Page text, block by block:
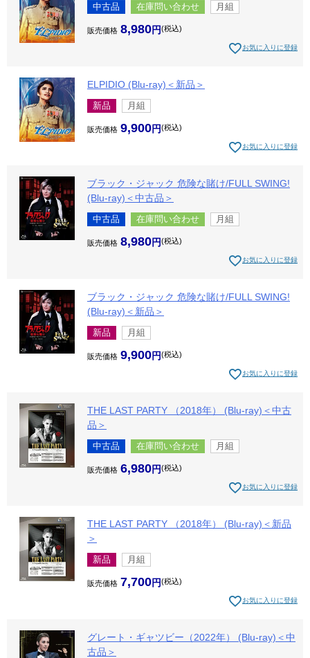
中古品 在庫問い合わせ 月組
販売価格 8,980 税込
お気に入りに登録
ELPIDIO (Blu-ray)＜新品＞
新品 月組
販売価格 9,900 税込
お気に入りに登録
ブラック・ジャック 危険な賭け/FULL SWING!
(Blu-ray)＜中古品＞
中古品 在庫問い合わせ 月組
販売価格 8,980 税込
お気に入りに登録
ブラック・ジャック 危険な賭け/FULL SWING!
(Blu-ray)＜新品＞
新品 月組
販売価格 9,900 税込
お気に入りに登録
THE LAST PARTY （2018年） (Blu-ray)＜中古
品＞
中古品 在庫問い合わせ 月組
販売価格 6,980 税込
お気に入りに登録
THE LAST PARTY （2018年） (Blu-ray)＜新品
＞
新品 月組
販売価格 7,700 税込
お気に入りに登録
グレート・ギャツビー（2022年） (Blu-ray)＜中
古品＞